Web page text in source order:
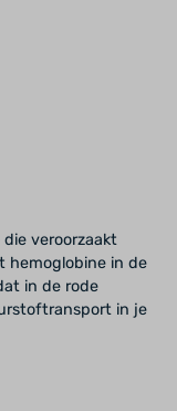
die veroorzaakt
hemoglobine in de
in de rode
in je